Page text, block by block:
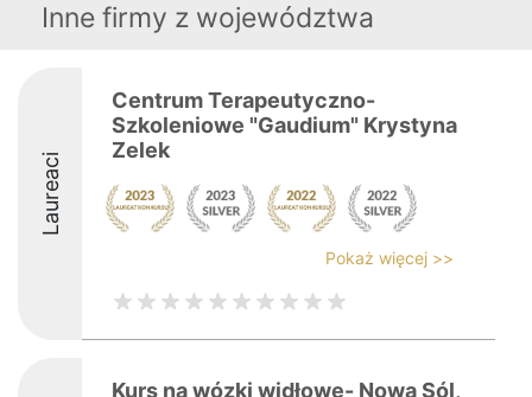
Inne firmy z województwa
Laureaci
Centrum Terapeutyczno-
Szkoleniowe "Gaudium" Krystyna
Zelek
Pokaż więcej >>
Kurs na wózki widłowe- Nowa Sól,